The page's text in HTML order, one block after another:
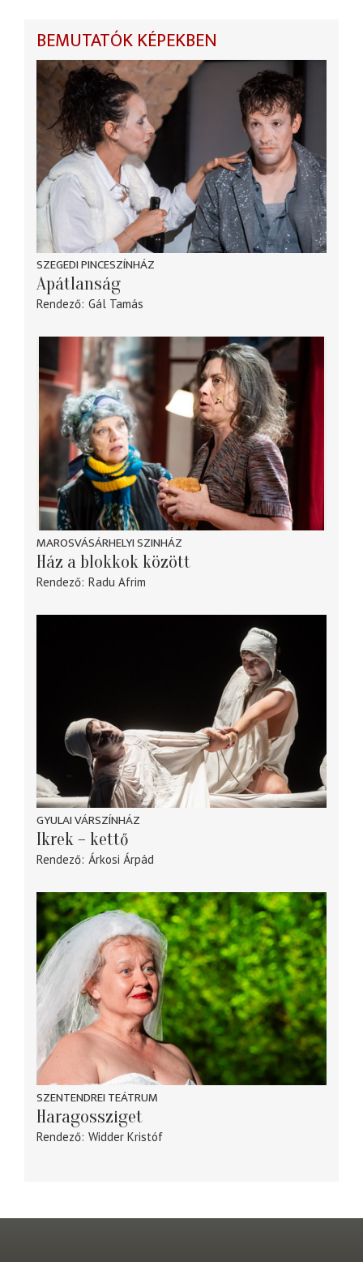
BEMUTATÓK KÉPEKBEN
SZEGEDI PINCESZÍNHÁZ
Apátlanság
Rendező Gál Tamás
MAROSVÁSÁRHELYI SZINHÁZ
Ház a blokkok között
Rendező Radu Afrim
GYULAI VÁRSZÍNHÁZ
Ikrek – kettő
Rendező Árkosi Árpád
SZENTENDREI TEÁTRUM
Haragossziget
Rendező Widder Kristóf